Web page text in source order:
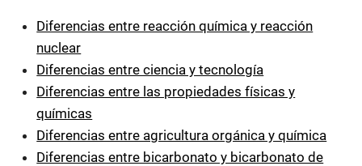
Diferencias entre reacción química y reacción
nuclear
Diferencias entre ciencia y tecnología
Diferencias entre las propiedades físicas y
químicas
Diferencias entre agricultura orgánica y química
Diferencias entre bicarbonato y bicarbonato de